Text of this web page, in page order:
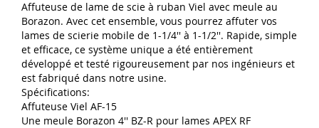
Affuteuse de lame de scie à ruban Viel avec meule au
Borazon. Avec cet ensemble, vous pourrez affuter vos
lames de scierie mobile de 1-1/4'' à 1-1/2''. Rapide, simple
et efficace, ce système unique a été entièrement
développé et testé rigoureusement par nos ingénieurs et
est fabriqué dans notre usine.
Spécifications:
Affuteuse Viel AF-15
Une meule Borazon 4'' BZ-R pour lames APEX RF